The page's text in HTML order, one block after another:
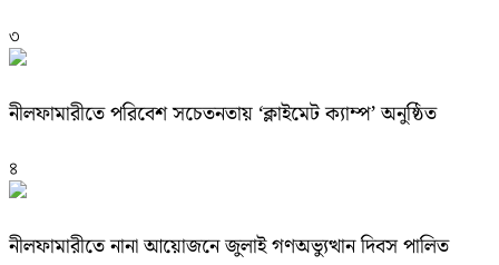
৩
নীলফামারীতে পরিবেশ সচেতনতায় ‘ক্লাইমেট ক্যাম্প’ অনুষ্ঠিত
৪
নীলফামারীতে নানা আয়োজনে জুলাই গণঅভ্যুত্থান দিবস পালিত